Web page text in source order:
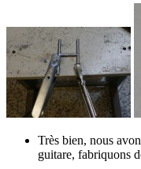
Très bien, nous
guitare, fabriquons